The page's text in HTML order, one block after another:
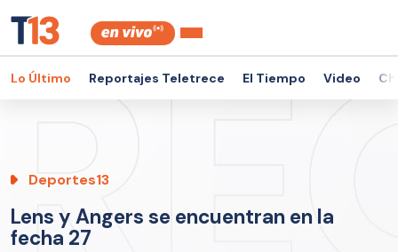
Lo Último Reportajes Teletrece El Tiempo Video
Deportes13
Lens y Angers se encuentran en la
fecha 27